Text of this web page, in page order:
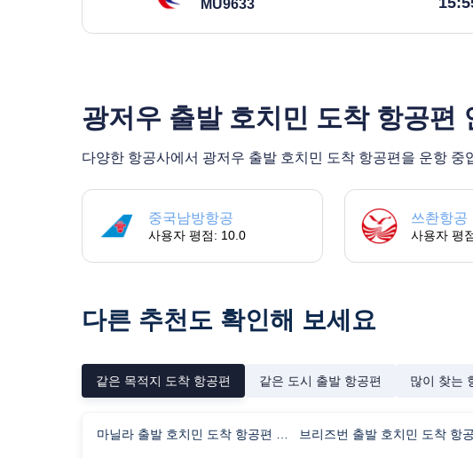
MU9633
광저우 출발 호치민 도착 항공편
다양한 항공사에서 광저우 출발 호치민 도착 항공편을 운항
중국남방항공
사용자 평점: 10.0
쓰촨항공
사용자 평
다른 추천도 확인해 보세요
같은 목적지 도착 항공편 같은 도시 출발 항공편 많이 찾는